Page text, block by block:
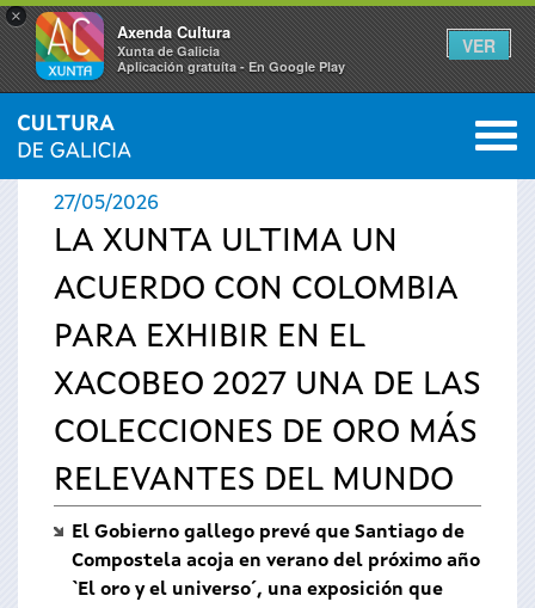
×
Axenda Cultura
Xunta de Galicia
Aplicación gratuíta - En Google Play
VER
Se
encuentra
usted
aquí
INICIO › ACTUALIDAD 0
27/05/2026
LA XUNTA ULTIMA UN
ACUERDO CON COLOMBIA
PARA EXHIBIR EN EL
XACOBEO 2027 UNA DE LAS
COLECCIONES DE ORO MÁS
RELEVANTES DEL MUNDO
El Gobierno gallego prevé que Santiago de
Compostela acoja en verano del próximo año
`El oro y el universo´, una exposición que